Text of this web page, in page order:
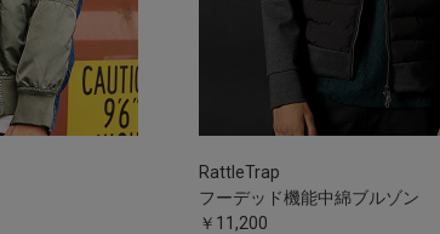
RattleTrap
フーデッド機能中綿ブルゾン
￥11,200